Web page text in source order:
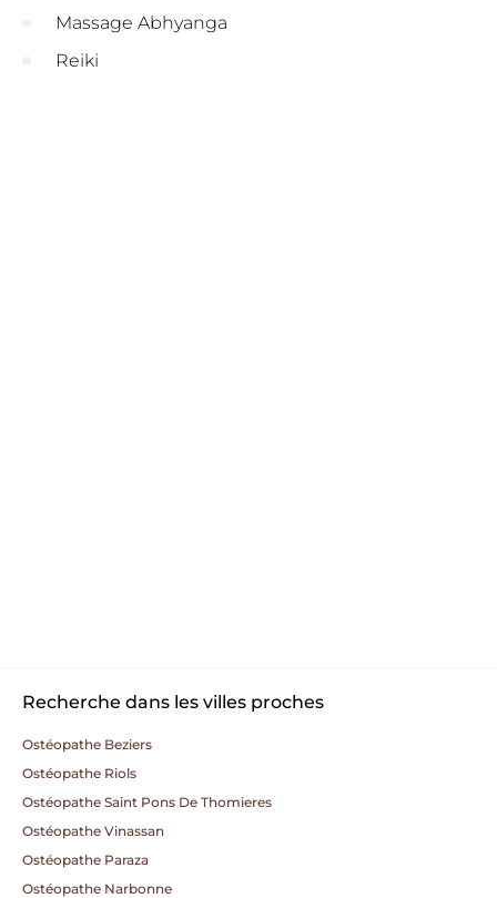
Massage Abhyanga
Reiki
Recherche dans les villes proches
Ostéopathe Beziers
Ostéopathe Riols
Ostéopathe Saint Pons De Thomieres
Ostéopathe Vinassan
Ostéopathe Paraza
Ostéopathe Narbonne